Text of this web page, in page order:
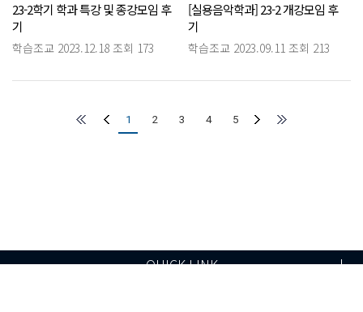
23-2학기 학과 특강 및 종강모임 후
기
학습조교 2023.12.18 조회 173
[실용음악학과] 23-2 개강모임 후
기
학습조교 2023.09.11 조회 213
1 2 3 4 5
QUICK LINK